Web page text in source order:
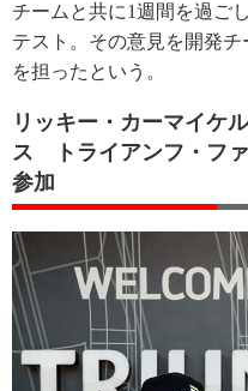
チームと共に1週間を過ご
テスト。その意見を開発
を担ったという。
リッキー・カーマイケ
ス トライアンフ・フ
参加